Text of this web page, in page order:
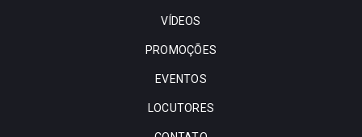
VÍDEOS
PROMOÇÕES
EVENTOS
LOCUTORES